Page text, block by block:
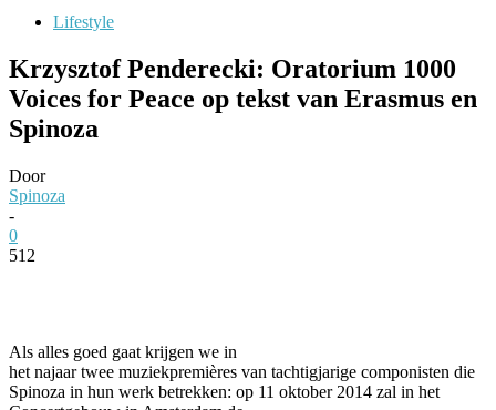
Lifestyle
Krzysztof Penderecki: Oratorium 1000
Voices for Peace op tekst van Erasmus en
Spinoza
Door
Spinoza
-
0
512
Als alles goed gaat krijgen we in
het najaar twee muziekpremières van tachtigjarige componisten die
Spinoza in hun werk betrekken: op 11 oktober 2014 zal in het